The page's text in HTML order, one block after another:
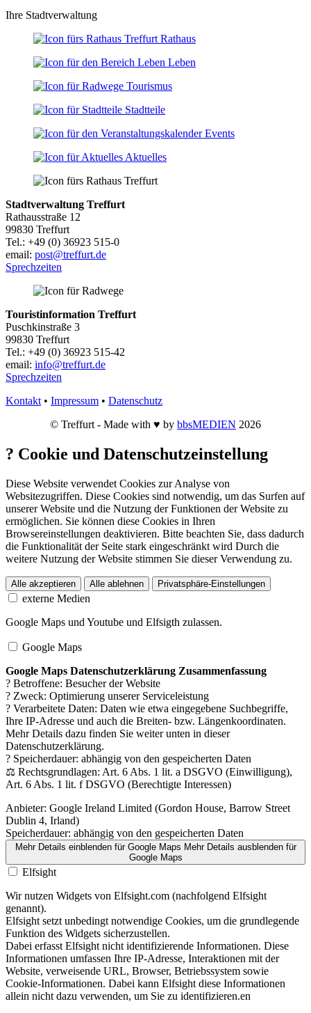
Ihre Stadtverwaltung
Rathaus
Leben
Tourismus
Stadtteile
Events
Aktuelles
Stadtverwaltung Treffurt
Rathausstraße 12
99830 Treffurt
Tel.: +49 (0) 36923 515-0
email: post@treffurt.de
Sprechzeiten
Touristinformation Treffurt
Puschkinstraße 3
99830 Treffurt
Tel.: +49 (0) 36923 515-42
email: info@treffurt.de
Sprechzeiten
Kontakt • Impressum • Datenschutz
© Treffurt - Made with ♥ by bbsMEDIEN 2026
? Cookie und Datenschutzeinstellung
Diese Website verwendet Cookies zur Analyse von
Websitezugriffen. Diese Cookies sind notwendig, um das Surfen auf
unserer Website und die Nutzung der Funktionen der Website zu
ermöglichen. Sie können diese Cookies in Ihren
Browsereinstellungen deaktivieren. Bitte beachten Sie, dass dadurch
die Funktionalität der Seite stark eingeschränkt wird Durch die
weitere Nutzung der Website stimmen Sie dieser Verwendung zu.
Alle akzeptieren Alle ablehnen Privatsphäre-Einstellungen
externe Medien
Google Maps und Youtube und Elfsigth zulassen.
Google Maps
Google Maps Datenschutzerklärung Zusammenfassung
? Betroffene: Besucher der Website
? Zweck: Optimierung unserer Serviceleistung
? Verarbeitete Daten: Daten wie etwa eingegebene Suchbegriffe,
Ihre IP-Adresse und auch die Breiten- bzw. Längenkoordinaten.
Mehr Details dazu finden Sie weiter unten in dieser
Datenschutzerklärung.
? Speicherdauer: abhängig von den gespeicherten Daten
⚖️ Rechtsgrundlagen: Art. 6 Abs. 1 lit. a DSGVO (Einwilligung),
Art. 6 Abs. 1 lit. f DSGVO (Berechtigte Interessen)
Anbieter: Google Ireland Limited (Gordon House, Barrow Street
Dublin 4, Irland)
Speicherdauer: abhängig von den gespeicherten Daten
Mehr Details einblendenfür Google Maps Mehr Details ausblendenfür
Google Maps
Elfsight
Wir nutzen Widgets von Elfsight.com (nachfolgend Elfsight
genannt).
Elfsight setzt unbedingt notwendige Cookies, um die grundlegende
Funktion des Widgets sicherzustellen.
Dabei erfasst Elfsight nicht identifizierende Informationen. Diese
Informationen umfassen Ihre IP-Adresse, Interaktionen mit der
Website, verweisende URL, Browser, Betriebssystem sowie
Cookie-Informationen. Dabei kann Elfsight diese Informationen
allein nicht dazu verwenden, um Sie zu identifizieren.en